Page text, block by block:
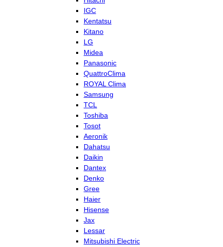
IGC
Kentatsu
Kitano
LG
Midea
Panasonic
QuattroClima
ROYAL Clima
Samsung
TCL
Toshiba
Tosot
Aeronik
Dahatsu
Daikin
Dantex
Denko
Gree
Haier
Hisense
Jax
Lessar
Mitsubishi Electric